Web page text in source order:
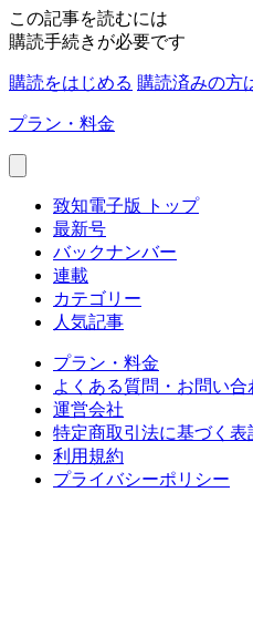
この記事を読むには
購読手続きが必要です
購読をはじめる 購読済みの方
プラン・料金
致知電子版 トップ
最新号
バックナンバー
連載
カテゴリー
人気記事
プラン・料金
よくある質問・お問い合
運営会社
特定商取引法に基づく表
利用規約
プライバシーポリシー